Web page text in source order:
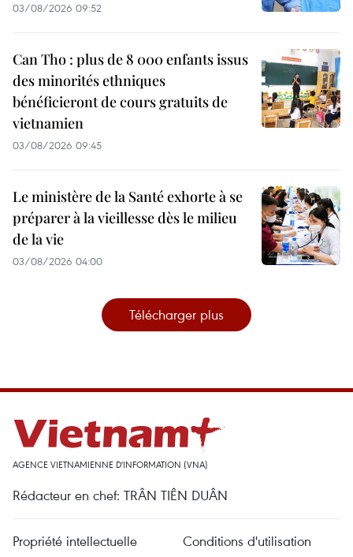
03/08/2026 09:52
Can Tho : plus de 8 000 enfants issus
des minorités ethniques
bénéficieront de cours gratuits de
vietnamien
03/08/2026 09:45
Le ministère de la Santé exhorte à se
préparer à la vieillesse dès le milieu
de la vie
03/08/2026 04:00
Télécharger plus
AGENCE VIETNAMIENNE D'INFORMATION (VNA)
Rédacteur en chef: TRÂN TIÊN DUÂN
Propriété intellectuelle Conditions d'utilisation